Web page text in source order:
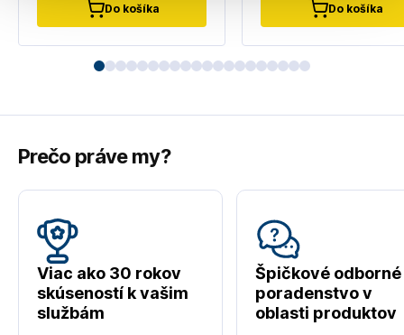
Do košíka Do košíka
Prečo práve my?
Viac ako 30 rokov
skúseností k vašim
službám
Špičkové odborné
poradenstvo v
oblasti produktov